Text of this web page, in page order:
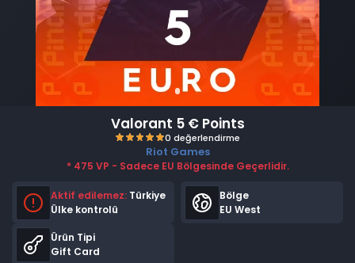
Valorant 5 € Points
Riot Games
* 475 VP - Sadece EU Bölgesinde Geçerlidir.
Aktif edilemez:Türkiye
Ülke kontrolü
Bölge
EU West
Ürün Tipi
Gift Card